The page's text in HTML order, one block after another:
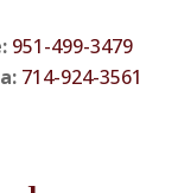
951-499-3479
714-924-3561